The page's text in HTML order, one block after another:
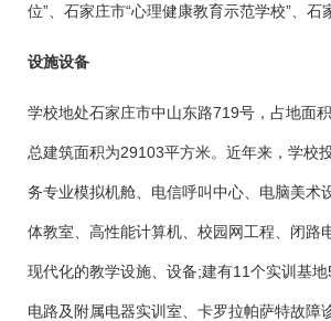
位”、石家庄市“心理健康教育示范学校”、石
设施设备
学校地处石家庄市中山东路719号，占地面
总建筑面积为29103平方米。近年来，学校
务专业模拟机舱、电信呼叫中心、电脑美术
体教室、高性能计算机、校园网工程、闭路
现代化的教学设施、设备;建有11个实训基
电路及附属电器实训室、卡罗拉帕萨特故障